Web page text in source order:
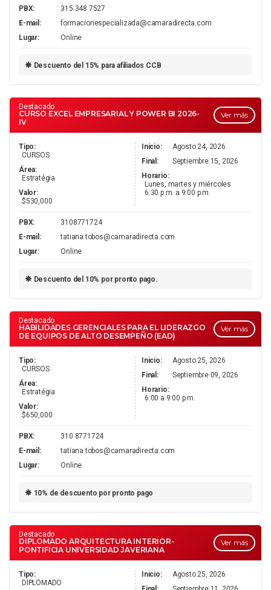
PBX:
315 348 7527
E-mail:
formacionespecializada@camaradirecta.com
Lugar:
Online
Descuento del 15% para afiliados CCB
Ver más
Destacado
CURSO EXCEL EMPRESARIAL Y POWER BI 2026-
IV
Tipo:
CURSOS
Área:
Estratégia
Valor:
$530,000
Inicio:
Agosto 24, 2026
Final:
Septiembre 15, 2026
Horario:
Lunes, martes y miércoles
6:30 p.m. a 9:00 p.m.
PBX:
3108771724
E-mail:
tatiana.tobos@camaradirecta.com
Lugar:
Online
Descuento del 10% por pronto pago.
Ver más
Destacado
HABILIDADES GERENCIALES PARA EL LIDERAZGO
DE EQUIPOS DE ALTO DESEMPEÑO (EAD)
Tipo:
CURSOS
Área:
Estratégia
Valor:
$650,000
Inicio:
Agosto 25, 2026
Final:
Septiembre 09, 2026
Horario:
6:00 a 9:00 p.m.
PBX:
310 8771724
E-mail:
tatiana.tobos@camaradirecta.com
Lugar:
Online
10% de descuento por pronto pago
Ver más
Destacado
DIPLOMADO ARQUITECTURA INTERIOR-
PONTIFICIA UNIVERSIDAD JAVERIANA
Tipo:
DIPLOMADO
Inicio:
Agosto 25, 2026